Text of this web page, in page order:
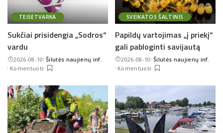
TEISĖTVARKA
Sukčiai prisidengia „Sodros“
vardu
2026-08-10Posted
by
Šilutės naujienų inf.
Komentuoti
SVEIKATOS ŠALTINIS
Papildų vartojimas „į priekį“
gali pabloginti savijautą
2026-08-10Posted
by
Šilutės naujienų inf.
Komentuoti